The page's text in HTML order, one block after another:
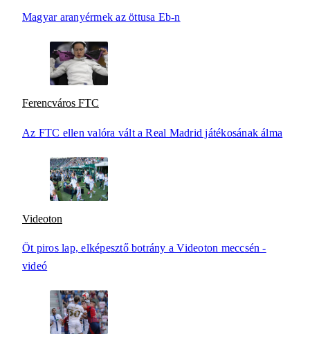
Magyar aranyérmek az öttusa Eb-n
Ferencváros FTC
Az FTC ellen valóra vált a Real Madrid játékosának álma
Videoton
Öt piros lap, elképesztő botrány a Videoton meccsén -
videó